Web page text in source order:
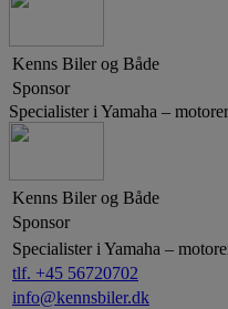
Kenns Biler og Både
Sponsor
Specialister i Yamaha –
Kenns Biler og Både
Sponsor
Specialister i Yamaha –
tlf. +45 56720702
info@kennsbiler.dk